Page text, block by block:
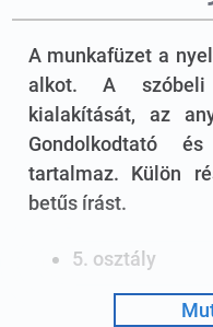
A munkafüzet a
alkot. A szóbeli
kialakítását, az
Gondolkodtató
tartalmaz. Külön
betűs írást.
5. osztály
munkafüzet